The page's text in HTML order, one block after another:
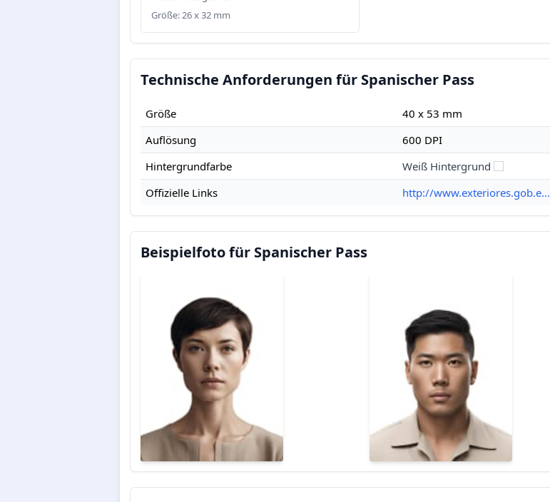
Größe: 26 x 32 mm
Technische Anforderungen für Spanischer Pass
Größe
40 x 53 mm
Auflösung
600 DPI
Hintergrundfarbe
Weiß Hintergrund
Offizielle Links
http://www.exteriores.gob.e...
Beispielfoto für Spanischer Pass